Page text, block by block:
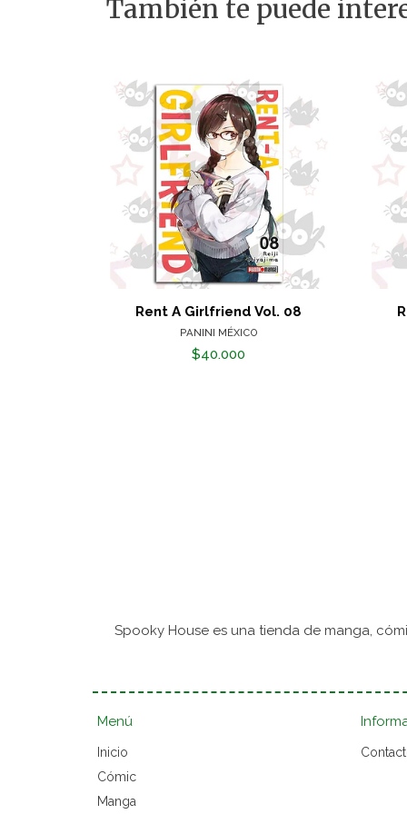
También te puede
Rent A Girlfriend Vol. 08
PANINI MÉXICO
$40.000
Spooky House es una tienda de manga,
Menú
Inicio
Cómic
Manga